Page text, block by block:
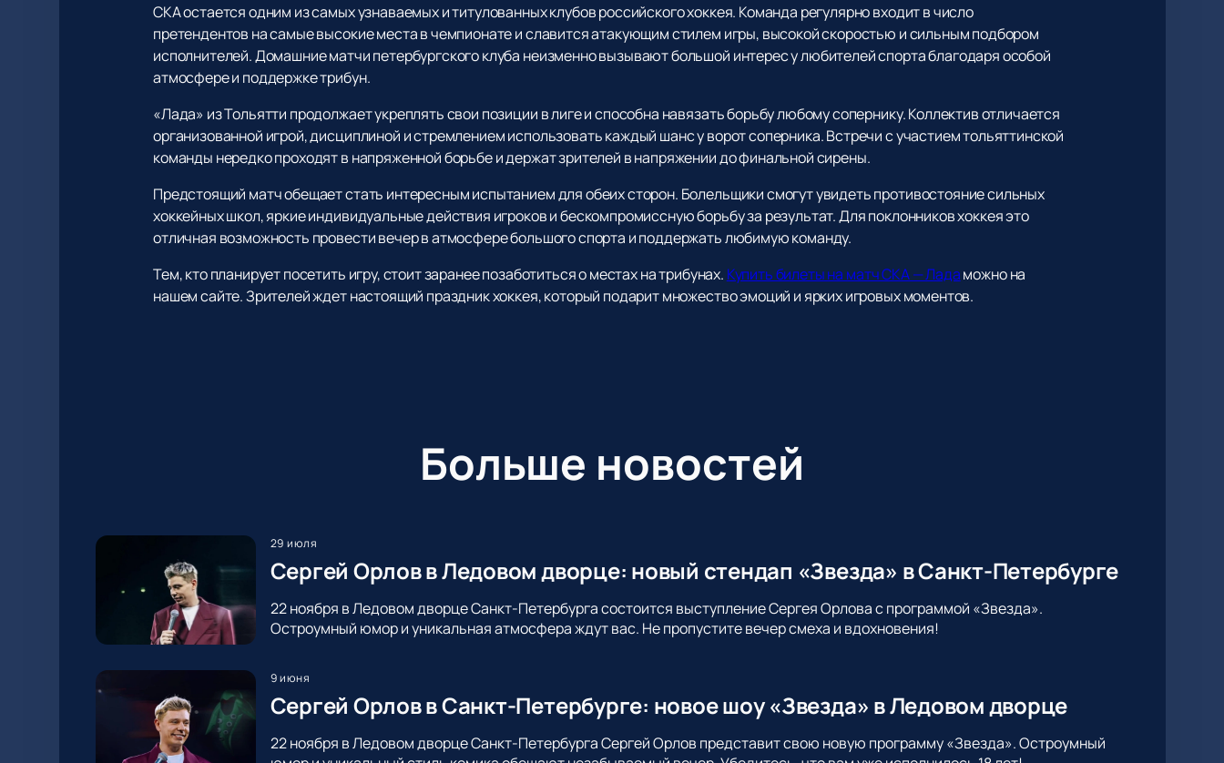
СКА остается одним из самых узнаваемых и титулованных клубов российского хоккея. Команда регулярно входит в число
претендентов на самые высокие места в чемпионате и славится атакующим стилем игры, высокой скоростью и сильным подбором
исполнителей. Домашние матчи петербургского клуба неизменно вызывают большой интерес у любителей спорта благодаря особой
атмосфере и поддержке трибун.
«Лада» из Тольятти продолжает укреплять свои позиции в лиге и способна навязать борьбу любому сопернику. Коллектив отличается
организованной игрой, дисциплиной и стремлением использовать каждый шанс у ворот соперника. Встречи с участием тольяттинской
команды нередко проходят в напряженной борьбе и держат зрителей в напряжении до финальной сирены.
Предстоящий матч обещает стать интересным испытанием для обеих сторон. Болельщики смогут увидеть противостояние сильных
хоккейных школ, яркие индивидуальные действия игроков и бескомпромиссную борьбу за результат. Для поклонников хоккея это
отличная возможность провести вечер в атмосфере большого спорта и поддержать любимую команду.
Тем, кто планирует посетить игру, стоит заранее позаботиться о местах на трибунах. Купить билеты на матч СКА — Ладаможно на
нашем сайте. Зрителей ждет настоящий праздник хоккея, который подарит множество эмоций и ярких игровых моментов.
Больше новостей
29 июля
Сергей Орлов в Ледовом дворце: новый стендап «Звезда» в Санкт-Петербурге
22 ноября в Ледовом дворце Санкт-Петербурга состоится выступление Сергея Орлова с программой «Звезда».
Остроумный юмор и уникальная атмосфера ждут вас. Не пропустите вечер смеха и вдохновения!
9 июня
Сергей Орлов в Санкт-Петербурге: новое шоу «Звезда» в Ледовом дворце
22 ноября в Ледовом дворце Санкт-Петербурга Сергей Орлов представит свою новую программу «Звезда». Остроумный